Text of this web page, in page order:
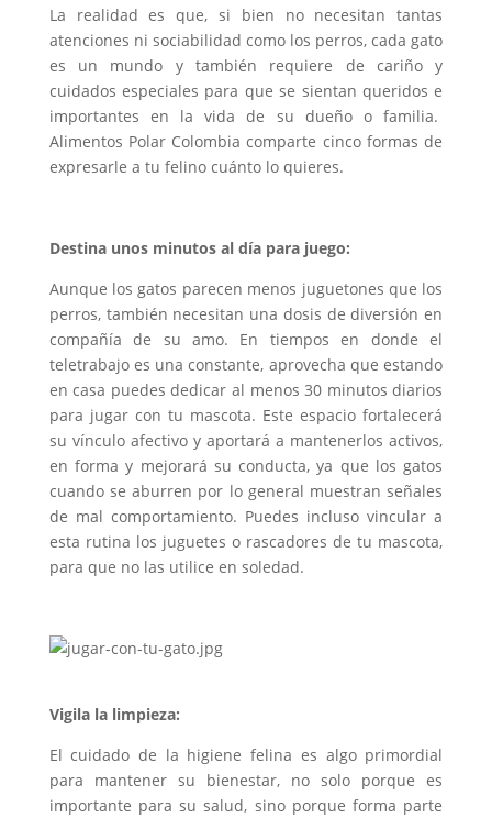
La realidad es que, si bien no necesitan tantas
atenciones ni sociabilidad como los perros, cada gato
es un mundo y también requiere de cariño y
cuidados especiales para que se sientan queridos e
importantes en la vida de su dueño o familia.
Alimentos Polar Colombia comparte cinco formas de
expresarle a tu felino cuánto lo quieres.
Destina unos minutos al día para juego:
Aunque los gatos parecen menos juguetones que los
perros, también necesitan una dosis de diversión en
compañía de su amo. En tiempos en donde el
teletrabajo es una constante, aprovecha que estando
en casa puedes dedicar al menos 30 minutos diarios
para jugar con tu mascota. Este espacio fortalecerá
su vínculo afectivo y aportará a mantenerlos activos,
en forma y mejorará su conducta, ya que los gatos
cuando se aburren por lo general muestran señales
de mal comportamiento. Puedes incluso vincular a
esta rutina los juguetes o rascadores de tu mascota,
para que no las utilice en soledad.
Vigila la limpieza:
El cuidado de la higiene felina es algo primordial
para mantener su bienestar, no solo porque es
importante para su salud, sino porque forma parte